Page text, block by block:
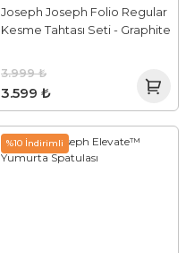
Joseph Joseph Folio Regular
Kesme Tahtası Seti - Graphite
3.599 ₺
3.999 ₺
%10 İndirimli